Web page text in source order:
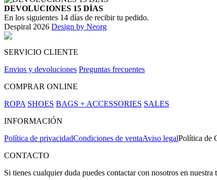
DEVOLUCIONES 15 DÍAS
En los siguientes 14 días de recibir tu pedido.
Despiral 2026 Design by Neorg
SERVICIO CLIENTE
Envios y devoluciones Preguntas frecuentes
COMPRAR ONLINE
ROPA SHOES BAGS + ACCESSORIES SALES
INFORMACIÓN
Política de privacidadCondiciones de ventaAviso legalPolítica de
CONTACTO
Si tienes cualquier duda puedes contactar con nosotros en